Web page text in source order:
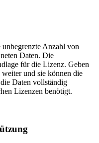
Anzahl von
Daten. Die
für die Lizenz. Geben
und sie können die
Daten vollständig
Lizenzen benötigt.